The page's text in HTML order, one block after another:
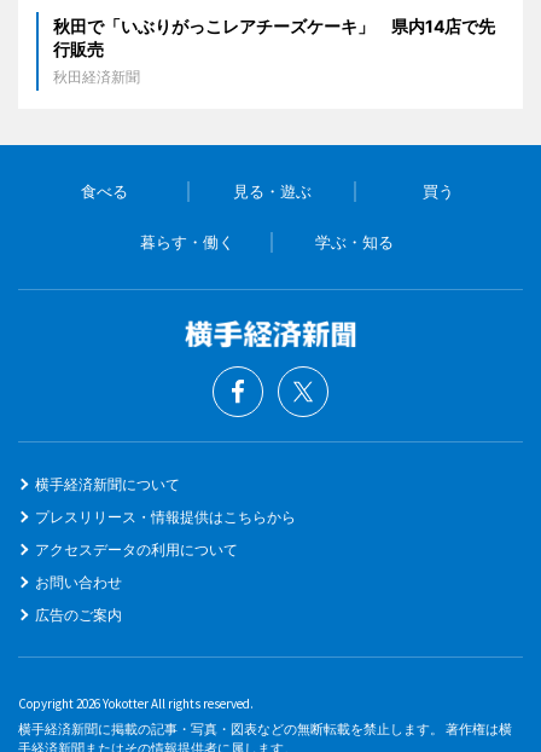
秋田で「いぶりがっこレアチーズケーキ」 県内14店で先
行販売
秋田経済新聞
食べる 見る・遊ぶ 買う
暮らす・働く 学ぶ・知る
横手経済新聞について
プレスリリース・情報提供はこちらから
アクセスデータの利用について
お問い合わせ
広告のご案内
Copyright 2026 Yokotter All rights reserved.
横手経済新聞に掲載の記事・写真・図表などの無断転載を禁止します。 著作権は横
手経済新聞またはその情報提供者に属します。